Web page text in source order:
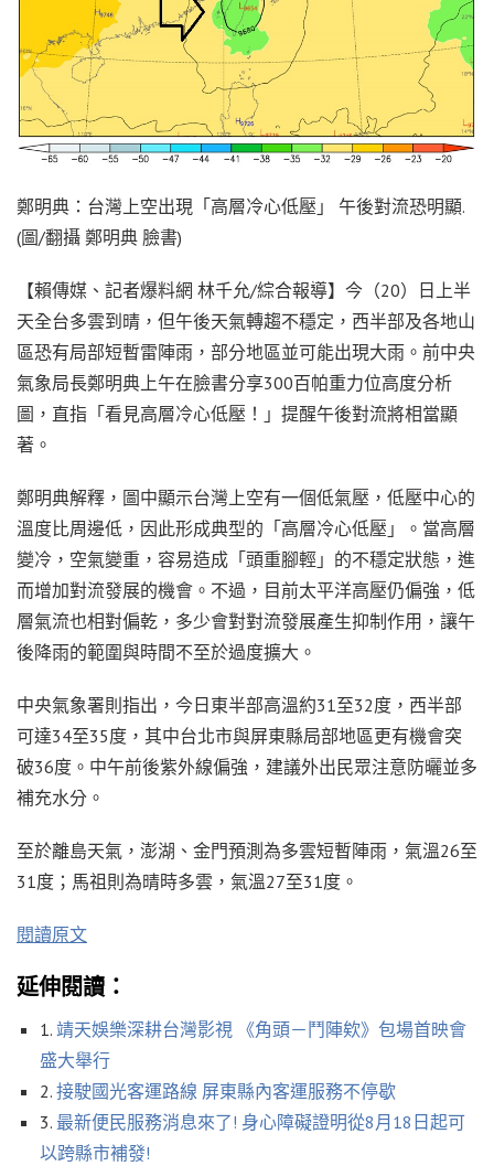
鄭明典：台灣上空出現「高層冷心低壓」 午後對流恐明顯.
(圖/翻攝 鄭明典 臉書)
【賴傳媒、記者爆料網 林千允/綜合報導】今（20）日上半
天全台多雲到晴，但午後天氣轉趨不穩定，西半部及各地山
區恐有局部短暫雷陣雨，部分地區並可能出現大雨。前中央
氣象局長鄭明典上午在臉書分享300百帕重力位高度分析
圖，直指「看見高層冷心低壓！」提醒午後對流將相當顯
著。
鄭明典解釋，圖中顯示台灣上空有一個低氣壓，低壓中心的
溫度比周邊低，因此形成典型的「高層冷心低壓」。當高層
變冷，空氣變重，容易造成「頭重腳輕」的不穩定狀態，進
而增加對流發展的機會。不過，目前太平洋高壓仍偏強，低
層氣流也相對偏乾，多少會對對流發展產生抑制作用，讓午
後降雨的範圍與時間不至於過度擴大。
中央氣象署則指出，今日東半部高溫約31至32度，西半部
可達34至35度，其中台北市與屏東縣局部地區更有機會突
破36度。中午前後紫外線偏強，建議外出民眾注意防曬並多
補充水分。
至於離島天氣，澎湖、金門預測為多雲短暫陣雨，氣溫26至
31度；馬祖則為晴時多雲，氣溫27至31度。
閱讀原文
延伸閱讀：
1. 靖天娛樂深耕台灣影視 《角頭－鬥陣欸》包場首映會
盛大舉行
2. 接駛國光客運路線 屏東縣內客運服務不停歇
3. 最新便民服務消息來了! 身心障礙證明從8月18日起可
以跨縣市補發!